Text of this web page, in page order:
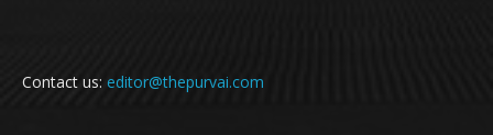
Contact us: editor@thepurvai.com